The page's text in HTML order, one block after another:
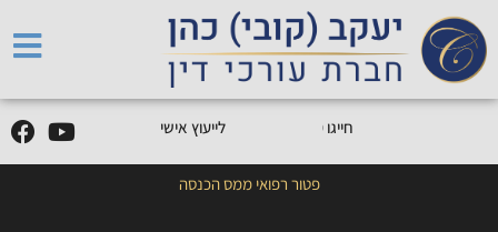
חייגו050- לייעוץ אישי
פטור רפואי ממס הכנסה